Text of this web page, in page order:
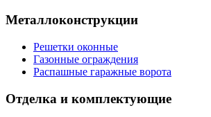
Металлоконструкции
Решетки оконные
Газонные ограждения
Распашные гаражные ворота
Отделка и комплектующие